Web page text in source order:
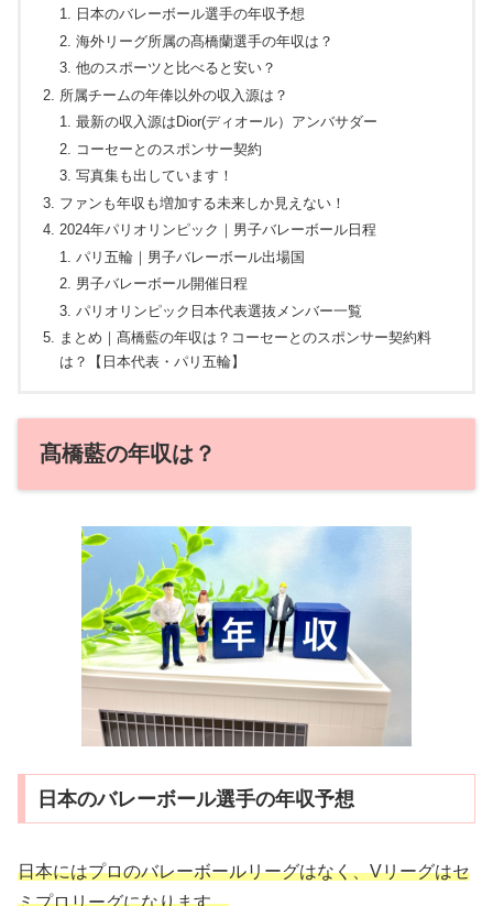
日本のバレーボール選手の年収予想
海外リーグ所属の髙橋蘭選手の年収は？
他のスポーツと比べると安い？
所属チームの年俸以外の収入源は？
最新の収入源はDior(ディオール）アンバサダー
コーセーとのスポンサー契約
写真集も出しています！
ファンも年収も増加する未来しか見えない！
2024年パリオリンピック｜男子バレーボール日程
パリ五輪｜男子バレーボール出場国
男子バレーボール開催日程
パリオリンピック日本代表選抜メンバー一覧
まとめ｜髙橋藍の年収は？コーセーとのスポンサー契約料
は？【日本代表・パリ五輪】
髙橋藍の年収は？
日本のバレーボール選手の年収予想
日本にはプロのバレーボールリーグはなく、Vリーグはセ
ミプロリーグになります。